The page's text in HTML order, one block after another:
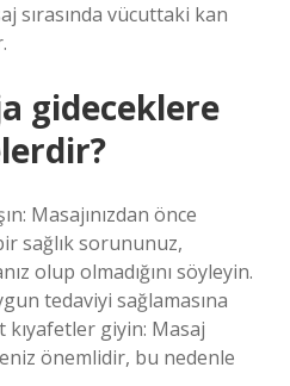
sırasında vücuttaki kan
gideceklere
Masajınızdan önce
sağlık sorununuz,
olup olmadığını söyleyin.
tedaviyi sağlamasına
kıyafetler giyin: Masaj
önemlidir, bu nedenle